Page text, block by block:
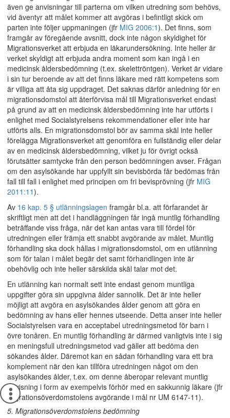
även ge anvisningar till parterna om vilken utredning som behövs,
vid äventyr att målet kommer att avgöras i befintligt skick om
parten inte följer uppmaningen (jfr MIG 2006:1). Det finns, som
framgår av föregående avsnitt, dock inte någon skyldighet för
Migrationsverket att erbjuda en läkarundersökning. Inte heller är
verket skyldigt att erbjuda andra moment som kan ingå i en
medicinsk åldersbedömning (t.ex. skelettröntgen). Verket är vidare
i sin tur beroende av att det finns läkare med rätt kompetens som
är villiga att åta sig uppdraget. Det saknas därför anledning för en
migrationsdomstol att återförvisa mål till Migrationsverket endast
på grund av att en medicinsk åldersbedömning inte har utförts i
enlighet med Socialstyrelsens rekommendationer eller inte har
utförts alls. En migrationsdomstol bör av samma skäl inte heller
förelägga Migrationsverket att genomföra en fullständig eller delar
av en medicinsk åldersbedömning, vilket ju för övrigt också
förutsätter samtycke från den person bedömningen avser. Frågan
om den asylsökande har uppfyllt sin bevisbörda får bedömas från
fall till fall i enlighet med principen om fri bevisprövning (jfr MIG
2011:11).
Av 16 kap. 5 § utlänningslagen framgår bl.a. att förfarandet är
skriftligt men att det i handläggningen får ingå muntlig förhandling
beträffande viss fråga, när det kan antas vara till fördel för
utredningen eller främja ett snabbt avgörande av målet. Muntlig
förhandling ska dock hållas i migrationsdomstol, om en utlänning
som för talan i målet begär det samt förhandlingen inte är
obehövlig och inte heller särskilda skäl talar mot det.
En utlänning kan normalt sett inte endast genom muntliga
uppgifter göra sin uppgivna ålder sannolik. Det är inte heller
möjligt att avgöra en asylsökandes ålder genom att göra en
bedömning av hans eller hennes utseende. Detta anser inte heller
Socialstyrelsen vara en acceptabel utredningsmetod för barn i
övre tonåren. En muntlig förhandling är därmed vanligtvis inte i sig
en meningsfull utredningsmetod vad gäller att bedöma den
sökandes ålder. Däremot kan en sådan förhandling vara ett bra
komplement när den kan tillföra utredningen något om den
asylsökandes ålder, t.ex. om denne åberopar relevant muntlig
bevisning i form av exempelvis förhör med en sakkunnig läkare (jfr
Migrationsöverdomstolens avgörande i mål nr UM 6147-11).
5. Migrationsöverdomstolens bedömning